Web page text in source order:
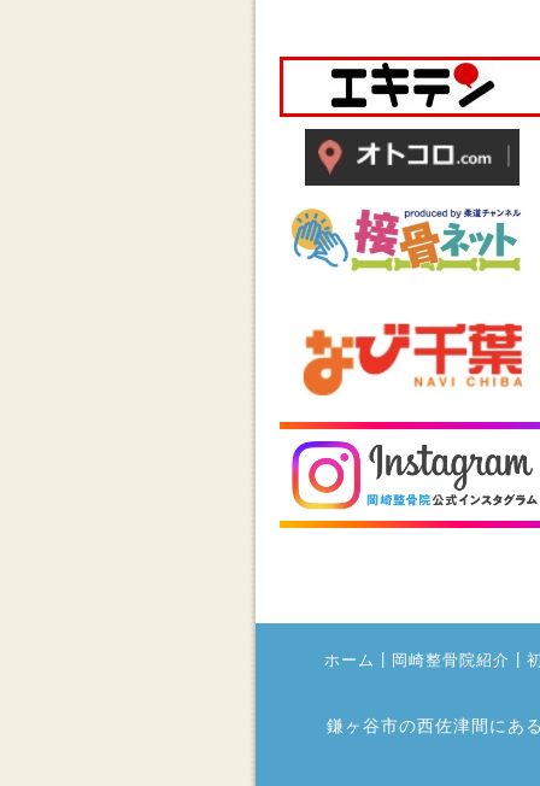
ホーム 岡崎整骨院紹介
鎌ヶ谷市の西佐津間にあ